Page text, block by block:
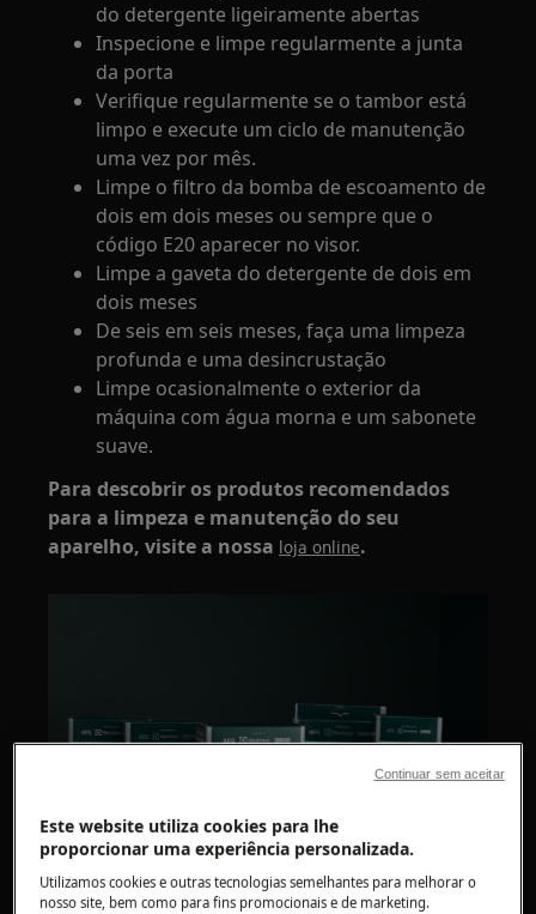
do detergente ligeiramente abertas
Inspecione e limpe regularmente a junta
da porta
Verifique regularmente se o tambor está
limpo e execute um ciclo de manutenção
uma vez por mês.
Limpe o filtro da bomba de escoamento de
dois em dois meses ou sempre que o
código E20 aparecer no visor.
Limpe a gaveta do detergente de dois em
dois meses
De seis em seis meses, faça uma limpeza
profunda e uma desincrustação
Limpe ocasionalmente o exterior da
máquina com água morna e um sabonete
suave.
Para descobrir os produtos recomendados
para a limpeza e manutenção do seu
aparelho, visite a nossa loja online.
Este website utiliza cookies para lhe
proporcionar uma experiência personalizada.
Utilizamos cookies e outras tecnologias semelhantes para melhorar o
nosso site, bem como para fins promocionais e de marketing.
Continuar sem aceitar